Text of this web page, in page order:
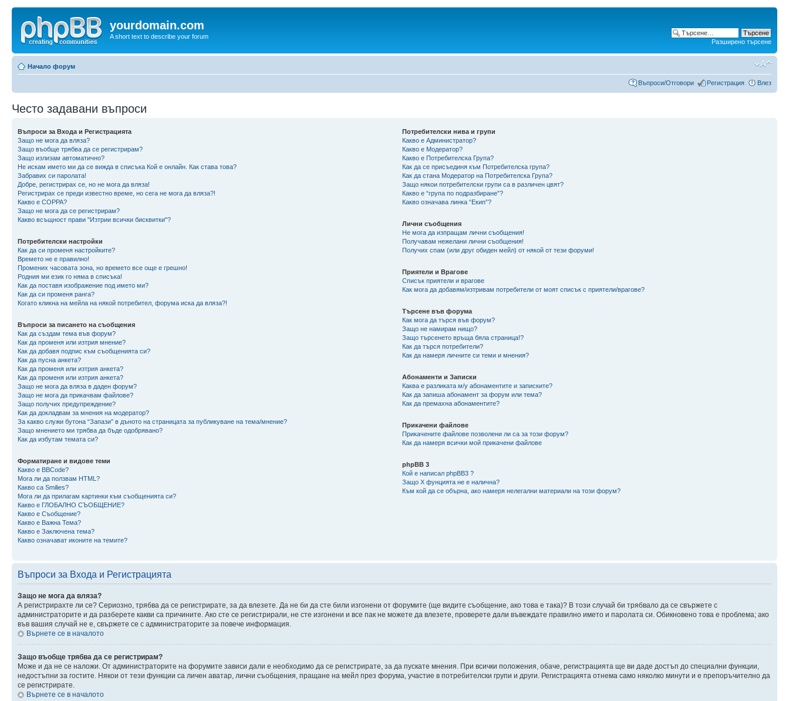
yourdomain.com
A short text to describe your forum
Разширено търсене
Начало форум
Въпроси/Отговори Регистрация Влез
Често задавани въпроси
Въпроси за Входа и Регистрацията
Защо не мога да вляза?
Защо въобще трябва да се регистрирам?
Защо излизам автоматично?
Не искам името ми да се вижда в списъка Кой е онлайн. Как става това?
Забравих си паролата!
Добре, регистрирах се, но не мога да вляза!
Регистрирах се преди известно време, но сега не мога да вляза?!
Какво е COPPA?
Защо не мога да се регистрирам?
Какво всъщност прави "Изтрии всички бисквитки"?
Потребителски настройки
Как да си променя настройките?
Времето не е правилно!
Промених часовата зона, но времето все още е грешно!
Родния ми език го няма в списъка!
Как да поставя изображение под името ми?
Как да си променя ранга?
Когато кликна на мейла на някой потребител, форума иска да вляза?!
Въпроси за писането на съобщения
Как да създам тема във форум?
Как да променя или изтрия мнение?
Как да добавя подпис към съобщенията си?
Как да пусна анкета?
Как да променя или изтрия анкета?
Как да променя или изтрия анкета?
Защо не мога да вляза в даден форум?
Защо не мога да прикачвам файлове?
Защо получих предупреждение?
Как да докладвам за мнения на модератор?
За какво служи бутона “Запази” в дъното на страницата за публикуване на тема/мнение?
Защо мнението ми трябва да бъде одобрявано?
Как да избутам темата си?
Форматиране и видове теми
Какво е BBCode?
Мога ли да ползвам HTML?
Какво са Smilies?
Мога ли да прилагам картинки към съобщенията си?
Какво е ГЛОБАЛНО СЪОБЩЕНИЕ?
Какво е Съобщение?
Какво е Важна Тема?
Какво е Заключена тема?
Какво означават иконите на темите?
Потребителски нива и групи
Какво е Администратор?
Какво е Модератор?
Какво е Потребителска Група?
Как да се присъединя към Потребителска група?
Как да стана Модератор на Потребителска Група?
Защо някои потребителски групи са в различен цвят?
Какво е “група по подразбиране”?
Какво означава линка “Екип”?
Лични съобщения
Не мога да изпращам лични съобщения!
Получавам нежелани лични съобщения!
Получих спам (или друг обиден мейл) от някой от тези форуми!
Приятели и Врагове
Списък приятели и врагове
Как мога да добавям/изтривам потребители от моят списък с приятели/врагове?
Търсене във форума
Как мога да търся във форум?
Защо не намирам нищо?
Защо търсенето връща бяла страница!?
Как да търся потребители?
Как да намеря личните си теми и мнения?
Абонаменти и Записки
Каква е разликата м/у абонаментите и записките?
Как да запиша абонамент за форум или тема?
Как да премахна абонаментите?
Прикачени файлове
Прикачените файлове позволени ли са за този форум?
Как да намеря всички мой прикачени файлове
phpBB 3
Кой е написал phpBB3 ?
Защо X фунцията не е налична?
Към кой да се обърна, ако намеря нелегални материали на този форум?
Въпроси за Входа и Регистрацията
Защо не мога да вляза?
А регистрирахте ли се? Сериозно, трябва да се регистрирате, за да влезете. Да не би да сте били изгонени от форумите (ще видите съобщение, ако това е така)? В този случай би трябвало да се свържете с
администраторите и да разберете какви са причините. Ако сте се регистрирали, не сте изгонени и все пак не можете да влезете, проверете дали въвеждате правилно името и паролата си. Обикновено това е проблема; ако
във вашия случай не е, свържете се с администраторите за повече информация.
Върнете се в началото
Защо въобще трябва да се регистрирам?
Може и да не се наложи. От администраторите на форумите зависи дали е необходимо да се регистрирате, за да пускате мнения. При всички положения, обаче, регистрацията ще ви даде достъп до специални функции,
недостъпни за гостите. Някои от тези функции са личен аватар, лични съобщения, пращане на мейл през форума, участие в потребителски групи и други. Регистрацията отнема само няколко минути и е препоръчително да
се регистрирате.
Върнете се в началото